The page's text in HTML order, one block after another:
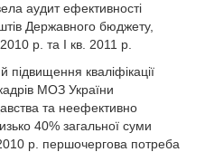
аудит ефективності
Державного бюд­жету,
р. та I кв. 2011 р.
підвищення кваліфікації
МОЗ України
та неефективно
40% загальної суми
р. першочергова потреба